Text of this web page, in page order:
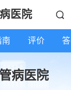
医院
南 评价
病医院